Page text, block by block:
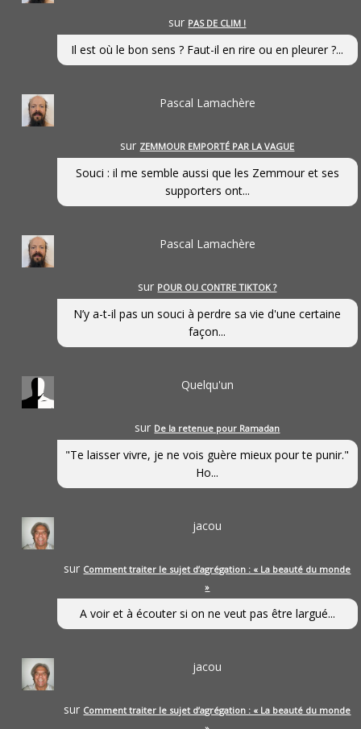
sur PAS DE CLIM !
Il est où le bon sens ? Faut-il en rire ou en pleurer ?...
Pascal Lamachère
sur ZEMMOUR EMPORTÉ PAR LA VAGUE
Souci : il me semble aussi que les Zemmour et ses
supporters ont...
Pascal Lamachère
sur POUR OU CONTRE TIKTOK ?
N’y a-t-il pas un souci à perdre sa vie d'une certaine
façon...
Quelqu'un
sur De la retenue pour Ramadan
"Te laisser vivre, je ne vois guère mieux pour te punir."
Ho...
jacou
sur Comment traiter le sujet d’agrégation : « La beauté du monde
»
A voir et à écouter si on ne veut pas être largué...
jacou
sur Comment traiter le sujet d’agrégation : « La beauté du monde